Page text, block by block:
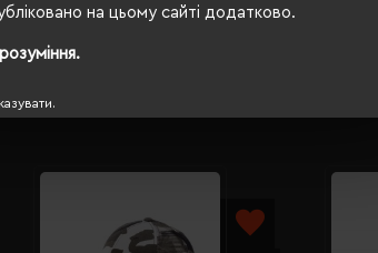
на цьому сайті додатково.